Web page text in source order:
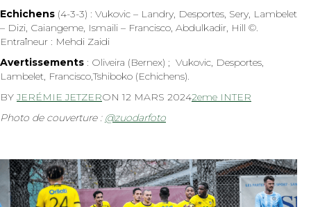
Echichens (4-3-3) : Vukovic – Landry, Desportes, Sery, Lambelet
– Dizi, Caiangeme, Ismaili – Francisco, Abdulkadir, Hill ©.
Entraîneur : Mehdi Zaidi
Avertissements : Oliveira (Bernex) ; Vukovic, Desportes,
Lambelet, Francisco,Tshiboko (Echichens).
BY JERÉMIE JETZERON 12 MARS 20242eme INTER
Photo de couverture : @zuodarfoto